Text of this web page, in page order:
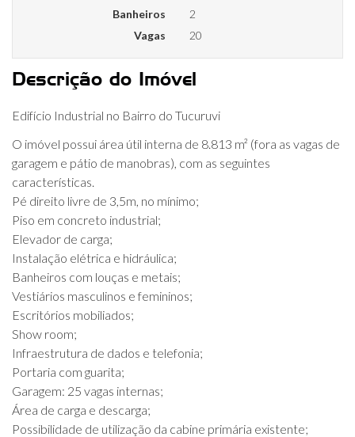
Banheiros
2
Vagas
20
Descrição do Imóvel
Edifício Industrial no Bairro do Tucuruvi
O imóvel possui área útil interna de 8.813 m² (fora as vagas de
garagem e pátio de manobras), com as seguintes
características.
Pé direito livre de 3,5m, no mínimo;
Piso em concreto industrial;
Elevador de carga;
Instalação elétrica e hidráulica;
Banheiros com louças e metais;
Vestiários masculinos e femininos;
Escritórios mobiliados;
Show room;
Infraestrutura de dados e telefonia;
Portaria com guarita;
Garagem: 25 vagas internas;
Área de carga e descarga;
Possibilidade de utilização da cabine primária existente;